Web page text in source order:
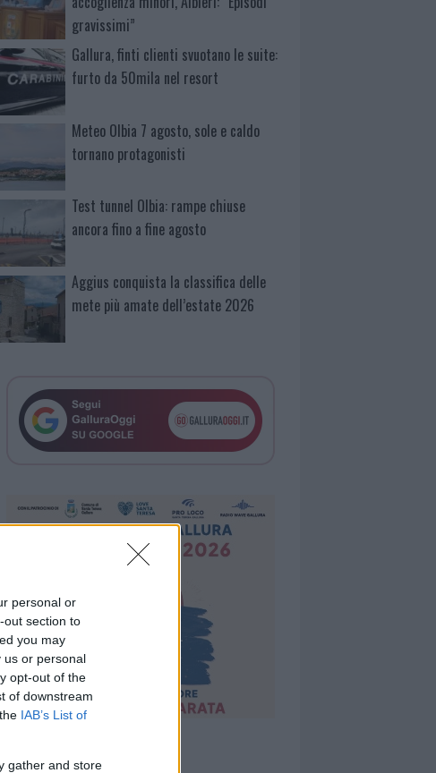
personal or
out section to
you may
us or personal
opt-out of the
of downstream
IAB’s List of
gather and store
gravissimi”
Gallura, finti clienti svuotano le suite:
furto da 50mila nel resort
Meteo Olbia 7 agosto, sole e caldo
tornano protagonisti
Test tunnel Olbia: rampe chiuse
ancora fino a fine agosto
Aggius conquista la classifica delle
mete più amate dell’estate 2026